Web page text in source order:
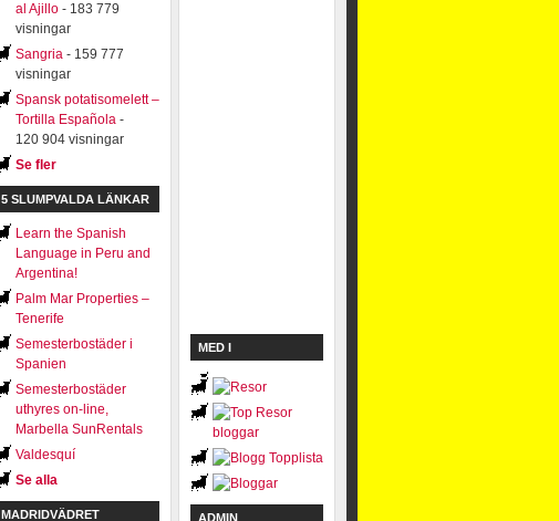
al Ajillo - 183 779
visningar
Sangria - 159 777
visningar
Spansk potatisomelett –
Tortilla Española -
120 904 visningar
Se fler
5 SLUMPVALDA LÄNKAR
Learn the Spanish
Language in Peru and
Argentina!
Palm Mar Properties –
Tenerife
Semesterbostäder i
Spanien
Semesterbostäder
uthyres on-line,
Marbella SunRentals
Valdesquí
Se alla
MADRIDVÄDRET
MED I
ADMIN